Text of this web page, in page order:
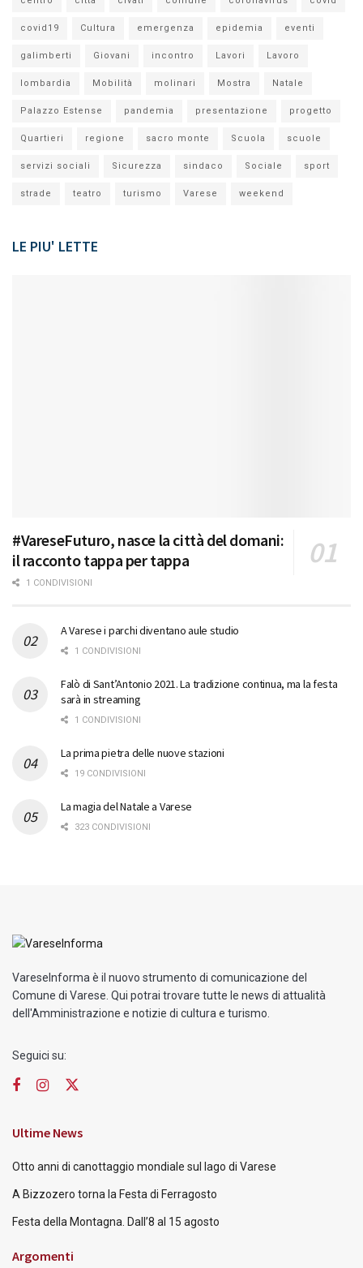
covid19 Cultura emergenza epidemia eventi
galimberti Giovani incontro Lavori Lavoro
lombardia Mobilità molinari Mostra Natale
Palazzo Estense pandemia presentazione progetto
Quartieri regione sacro monte Scuola scuole
servizi sociali Sicurezza sindaco Sociale sport
strade teatro turismo Varese weekend
LE PIU' LETTE
#VareseFuturo, nasce la città del domani:
il racconto tappa per tappa
1 CONDIVISIONI
A Varese i parchi diventano aule studio
1 CONDIVISIONI
Falò di Sant’Antonio 2021. La tradizione continua, ma la festa
sarà in streaming
1 CONDIVISIONI
La prima pietra delle nuove stazioni
19 CONDIVISIONI
La magia del Natale a Varese
323 CONDIVISIONI
VareseInforma è il nuovo strumento di comunicazione del
Comune di Varese. Qui potrai trovare tutte le news di attualità
dell'Amministrazione e notizie di cultura e turismo.
Seguici su:
Ultime News
Otto anni di canottaggio mondiale sul lago di Varese
A Bizzozero torna la Festa di Ferragosto
Festa della Montagna. Dall’8 al 15 agosto
Argomenti